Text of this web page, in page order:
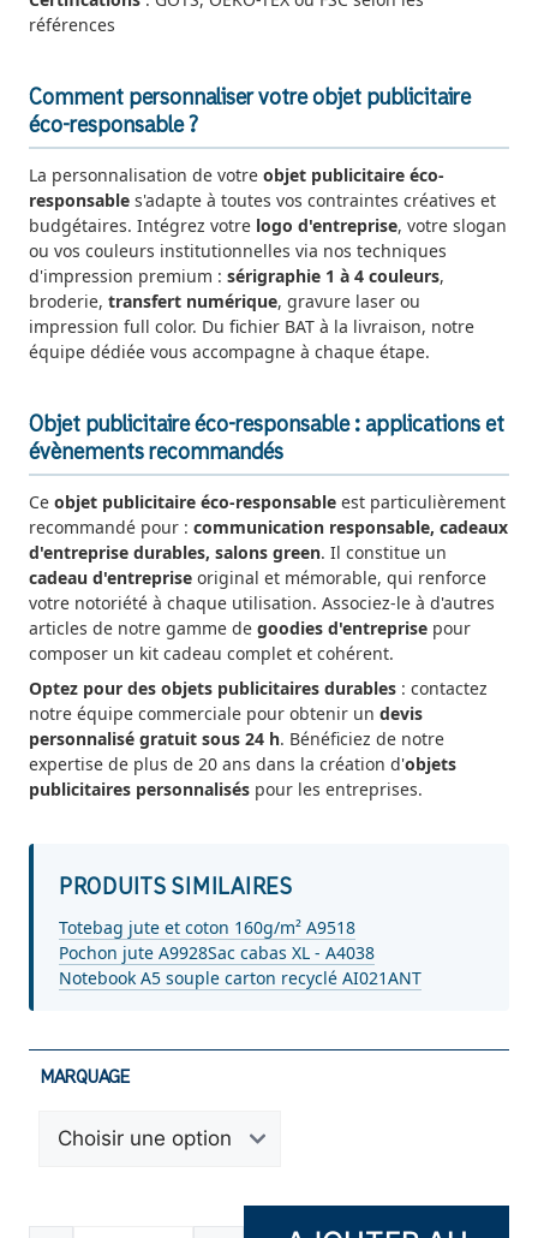
références
Comment personnaliser votre objet publicitaire
éco-responsable ?
La personnalisation de votre objet publicitaire éco-
responsable s'adapte à toutes vos contraintes créatives et
budgétaires. Intégrez votre logo d'entreprise, votre slogan
ou vos couleurs institutionnelles via nos techniques
d'impression premium : sérigraphie 1 à 4 couleurs,
broderie, transfert numérique, gravure laser ou
impression full color. Du fichier BAT à la livraison, notre
équipe dédiée vous accompagne à chaque étape.
Objet publicitaire éco-responsable : applications et
évènements recommandés
Ce objet publicitaire éco-responsable est particulièrement
recommandé pour : communication responsable, cadeaux
d'entreprise durables, salons green. Il constitue un
cadeau d'entreprise original et mémorable, qui renforce
votre notoriété à chaque utilisation. Associez-le à d'autres
articles de notre gamme de goodies d'entreprise pour
composer un kit cadeau complet et cohérent.
Optez pour des objets publicitaires durables : contactez
notre équipe commerciale pour obtenir un devis
personnalisé gratuit sous 24 h. Bénéficiez de notre
expertise de plus de 20 ans dans la création d'objets
publicitaires personnalisés pour les entreprises.
PRODUITS SIMILAIRES
Totebag jute et coton 160g/m² A9518
Pochon jute A9928Sac cabas XL - A4038
Notebook A5 souple carton recyclé AI021ANT
MARQUAGE